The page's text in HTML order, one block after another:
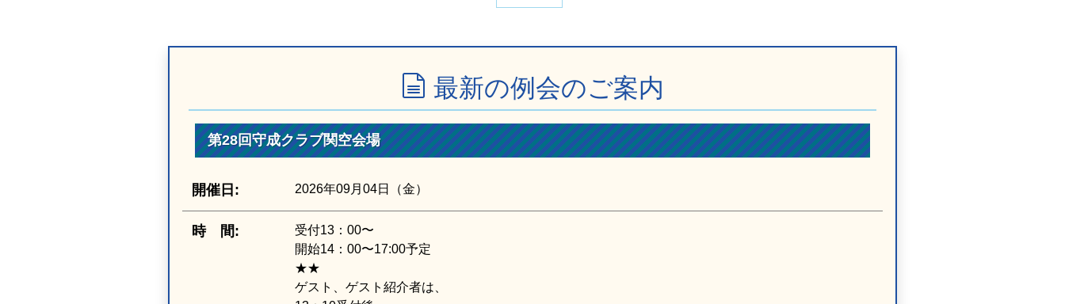
最新の例会のご案内
第28回守成クラブ関空会場
開催日: 2026年09月04日（金）
時 間:
受付13：00〜
開始14：00〜17:00予定
★★
ゲスト、ゲスト紹介者は、